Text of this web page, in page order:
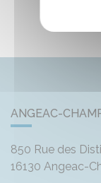
ANGEAC-
850 Rue des
16130 Angeac-